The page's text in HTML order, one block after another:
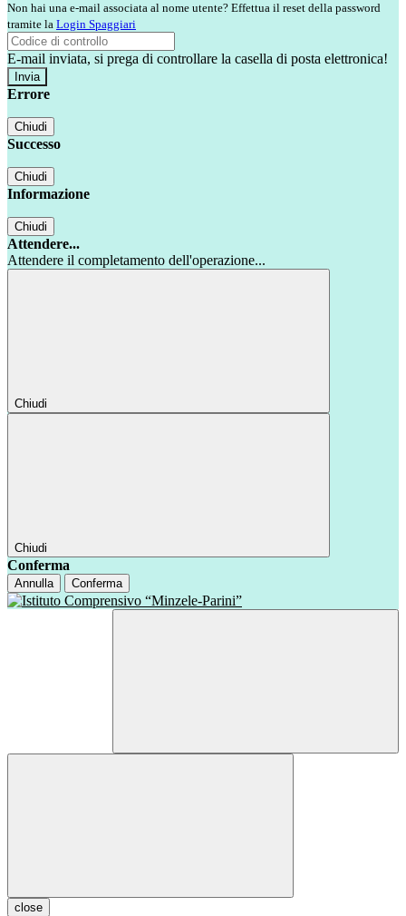
Non hai una e-mail associata al nome utente? Effettua il reset della password
tramite la Login Spaggiari
E-mail inviata, si prega di controllare la casella di posta elettronica!
Errore
Chiudi
Successo
Chiudi
Informazione
Chiudi
Attendere...
Attendere il completamento dell'operazione...
Chiudi
Chiudi
Conferma
Annulla Conferma
close